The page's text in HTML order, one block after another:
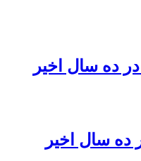
در ده سال اخیر
ده سال اخیر